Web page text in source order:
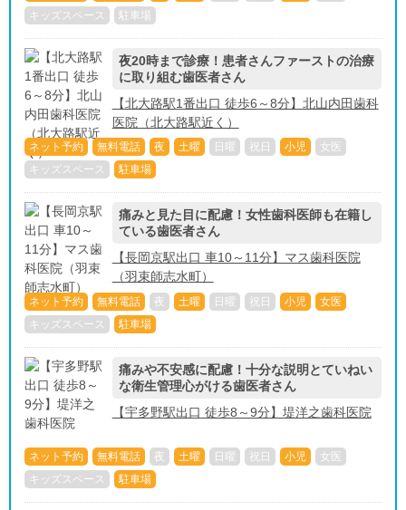
キッズスペース
駐車場
夜20時まで診療！患者さんファーストの治療
に取り組む歯医者さん
【北大路駅1番出口 徒歩6～8分】北山内田歯科
医院（北大路駅近く）
ネット予約 無料電話 夜 土曜 日曜 祝日 小児
女医
キッズスペース
駐車場
痛みと見た目に配慮！女性歯科医師も在籍し
ている歯医者さん
【長岡京駅出口 車10～11分】マス歯科医院
（羽束師志水町）
ネット予約 無料電話 夜 土曜 日曜 祝日 小児
女医
キッズスペース
駐車場
痛みや不安感に配慮！十分な説明とていねい
な衛生管理心がける歯医者さん
【宇多野駅出口 徒歩8～9分】堤洋之歯科医院
ネット予約 無料電話 夜 土曜 日曜 祝日 小児
女医
キッズスペース
駐車場